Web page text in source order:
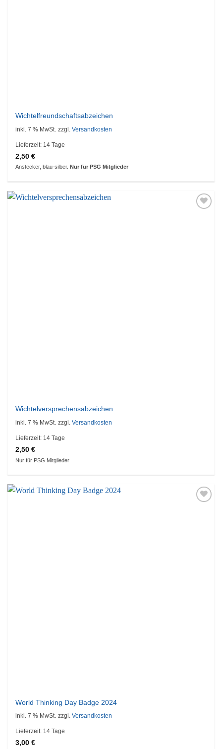
Wichtelfreundschaftsabzeichen
inkl. 7 % MwSt. zzgl.Versandkosten
Lieferzeit: 14 Tage
2,50€
Anstecker, blau-silber. Nur für PSG Mitglieder
Wichtelversprechensabzeichen
inkl. 7 % MwSt. zzgl.Versandkosten
Lieferzeit: 14 Tage
2,50€
Nur für PSG Mitglieder
World Thinking Day Badge 2024
inkl. 7 % MwSt. zzgl.Versandkosten
Lieferzeit: 14 Tage
3,00€